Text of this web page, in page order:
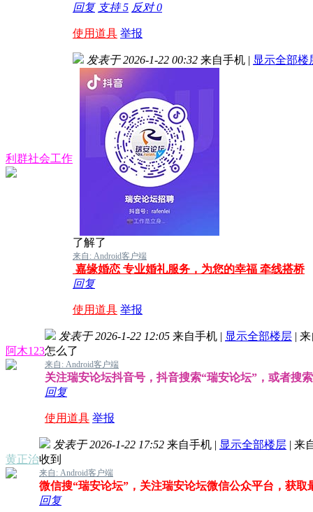
回复 支持5 反对0
使用道具 举报
利群社会工作
发表于 2026-1-22 00:32 来自手机 | 显示全部楼
了解了
来自: Android客户端
嘉缘婚恋 专业婚礼服务，为您的幸福 牵线搭桥
回复
使用道具 举报
阿木123
发表于 2026-1-22 12:05 来自手机 | 显示全部楼层 | 来
怎么了
来自: Android客户端
关注瑞安论坛抖音号，抖音搜索“瑞安论坛”，或者搜
回复
使用道具 举报
黄正治
发表于 2026-1-22 17:52 来自手机 | 显示全部楼层 | 来
收到
来自: Android客户端
微信搜“瑞安论坛”，关注瑞安论坛微信公众平台，获取
回复